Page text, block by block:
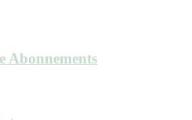
Abonnements